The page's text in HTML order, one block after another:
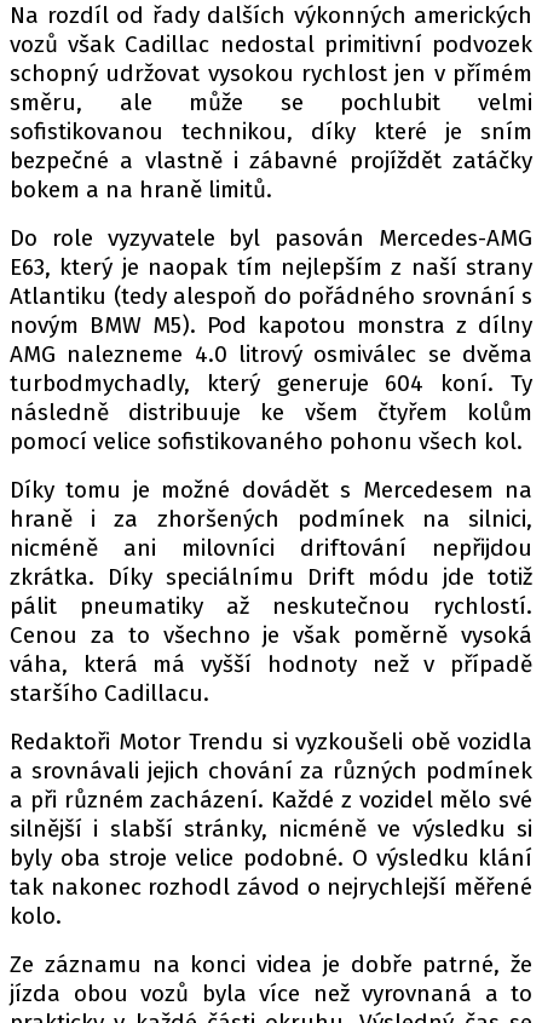
ETICKÝ KODEX
KONTAKT
VYDAVATEL
INZERCE
OSOBNÍ ÚDAJE / COOKIES
Provozovatelem serveru autoroad.cz je
INCORP MEDIA GROUP s.r.o., IČ: 118 23 054
Na rozdíl od řady dalších výkonných amerických
vozů však Cadillac nedostal primitivní podvozek
schopný udržovat vysokou rychlost jen v přímém
směru, ale může se pochlubit velmi
sofistikovanou technikou, díky které je sním
bezpečné a vlastně i zábavné projíždět zatáčky
bokem a na hraně limitů.
Do role vyzyvatele byl pasován Mercedes-AMG
E63, který je naopak tím nejlepším z naší strany
Atlantiku (tedy alespoň do pořádného srovnání s
novým BMW M5). Pod kapotou monstra z dílny
AMG nalezneme 4.0 litrový osmiválec se dvěma
turbodmychadly, který generuje 604 koní. Ty
následně distribuuje ke všem čtyřem kolům
pomocí velice sofistikovaného pohonu všech kol.
Díky tomu je možné dovádět s Mercedesem na
hraně i za zhoršených podmínek na silnici,
nicméně ani milovníci driftování nepřijdou
zkrátka. Díky speciálnímu Drift módu jde totiž
pálit pneumatiky až neskutečnou rychlostí.
Cenou za to všechno je však poměrně vysoká
váha, která má vyšší hodnoty než v případě
staršího Cadillacu.
Redaktoři Motor Trendu si vyzkoušeli obě vozidla
a srovnávali jejich chování za různých podmínek
a při různém zacházení. Každé z vozidel mělo své
silnější i slabší stránky, nicméně ve výsledku si
byly oba stroje velice podobné. O výsledku klání
tak nakonec rozhodl závod o nejrychlejší měřené
kolo.
Ze záznamu na konci videa je dobře patrné, že
jízda obou vozů byla více než vyrovnaná a to